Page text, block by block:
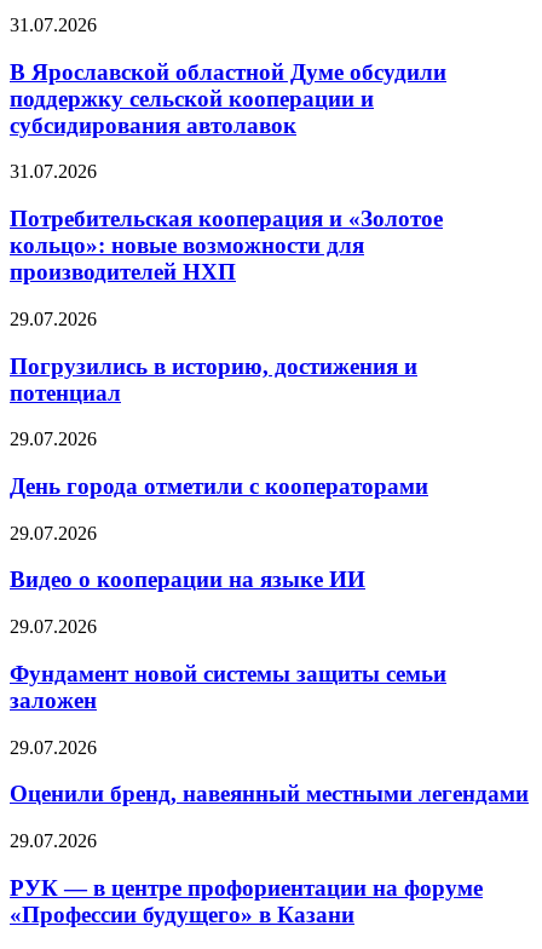
31.07.2026
В Ярославской областной Думе обсудили
поддержку сельской кооперации и
субсидирования автолавок
31.07.2026
Потребительская кооперация и «Золотое
кольцо»: новые возможности для
производителей НХП
29.07.2026
Погрузились в историю, достижения и
потенциал
29.07.2026
День города отметили с кооператорами
29.07.2026
Видео о кооперации на языке ИИ
29.07.2026
Фундамент новой системы защиты семьи
заложен
29.07.2026
Оценили бренд, навеянный местными легендами
29.07.2026
РУК — в центре профориентации на форуме
«Профессии будущего» в Казани